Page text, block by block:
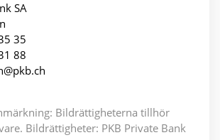
SA
35
88
Bildrättigheterna tillhör
Bildrättigheter: PKB Private Bank